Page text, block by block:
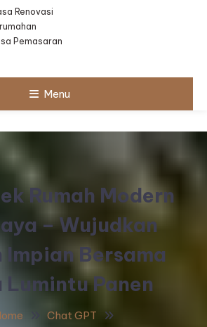
Renovasi
Pemasaran
Menu
Rumah Modern
– Wujudkan
Impian Bersama
Lumintu Panen
Chat GPT